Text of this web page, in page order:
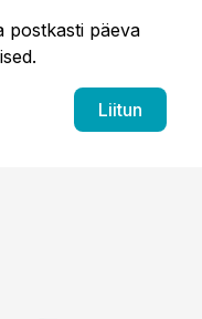
postkasti päeva
Liitun